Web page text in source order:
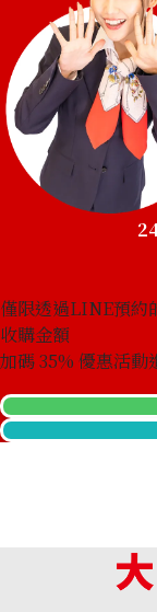
僅限透過LINE預約
收購金額
加碼35% 優惠活動